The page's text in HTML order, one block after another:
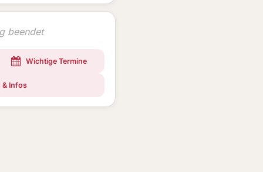
beendet
Wichtige Termine
& Infos